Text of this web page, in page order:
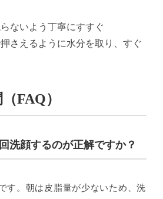
ないよう丁寧にすすぐ
さえるように水分を取り、すぐ
FAQ）
洗顔するのが正解ですか？
す。朝は皮脂量が少ないため、洗